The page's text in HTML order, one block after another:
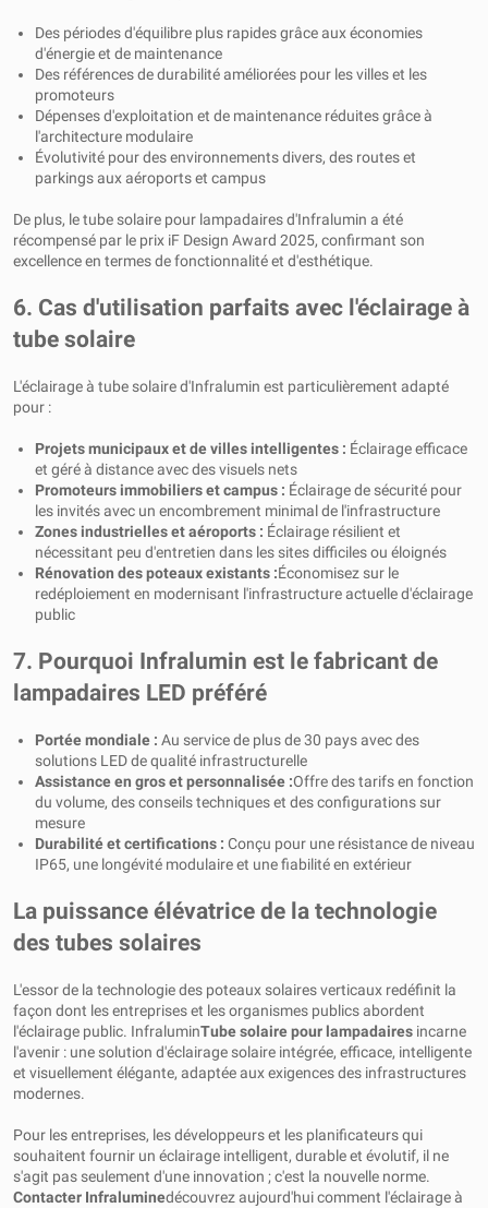
Des périodes d'équilibre plus rapides grâce aux économies
d'énergie et de maintenance
Des références de durabilité améliorées pour les villes et les
promoteurs
Dépenses d'exploitation et de maintenance réduites grâce à
l'architecture modulaire
Évolutivité pour des environnements divers, des routes et
parkings aux aéroports et campus
De plus, le tube solaire pour lampadaires d'Infralumin a été
récompensé par le prix iF Design Award 2025, confirmant son
excellence en termes de fonctionnalité et d'esthétique.
6. Cas d'utilisation parfaits avec l'éclairage à
tube solaire
L'éclairage à tube solaire d'Infralumin est particulièrement adapté
pour :
Projets municipaux et de villes intelligentes : Éclairage efficace
et géré à distance avec des visuels nets
Promoteurs immobiliers et campus : Éclairage de sécurité pour
les invités avec un encombrement minimal de l'infrastructure
Zones industrielles et aéroports : Éclairage résilient et
nécessitant peu d'entretien dans les sites difficiles ou éloignés
Rénovation des poteaux existants :Économisez sur le
redéploiement en modernisant l'infrastructure actuelle d'éclairage
public
7. Pourquoi Infralumin est le fabricant de
lampadaires LED préféré
Portée mondiale : Au service de plus de 30 pays avec des
solutions LED de qualité infrastructurelle
Assistance en gros et personnalisée :Offre des tarifs en fonction
du volume, des conseils techniques et des configurations sur
mesure
Durabilité et certifications : Conçu pour une résistance de niveau
IP65, une longévité modulaire et une fiabilité en extérieur
La puissance élévatrice de la technologie
des tubes solaires
L'essor de la technologie des poteaux solaires verticaux redéfinit la
façon dont les entreprises et les organismes publics abordent
l'éclairage public. InfraluminTube solaire pour lampadaires incarne
l'avenir : une solution d'éclairage solaire intégrée, efficace, intelligente
et visuellement élégante, adaptée aux exigences des infrastructures
modernes.
Pour les entreprises, les développeurs et les planificateurs qui
souhaitent fournir un éclairage intelligent, durable et évolutif, il ne
s'agit pas seulement d'une innovation ; c'est la nouvelle norme.
Contacter Infraluminedécouvrez aujourd'hui comment l'éclairage à